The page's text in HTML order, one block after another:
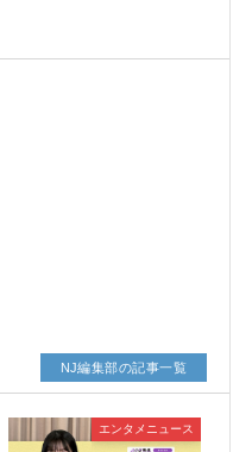
エンタメニュース
NJ編集部の記事一覧